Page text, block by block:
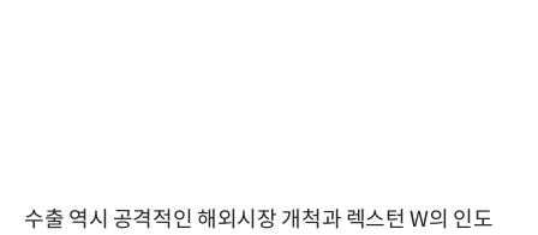
수출 역시 공격적인 해외시장 개척과 렉스턴 W의 인도